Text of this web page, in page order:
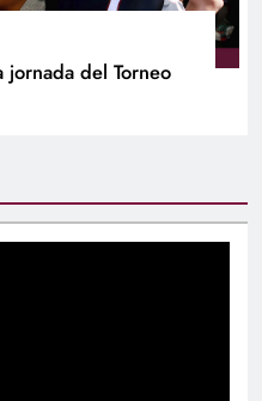
jornada del Torneo